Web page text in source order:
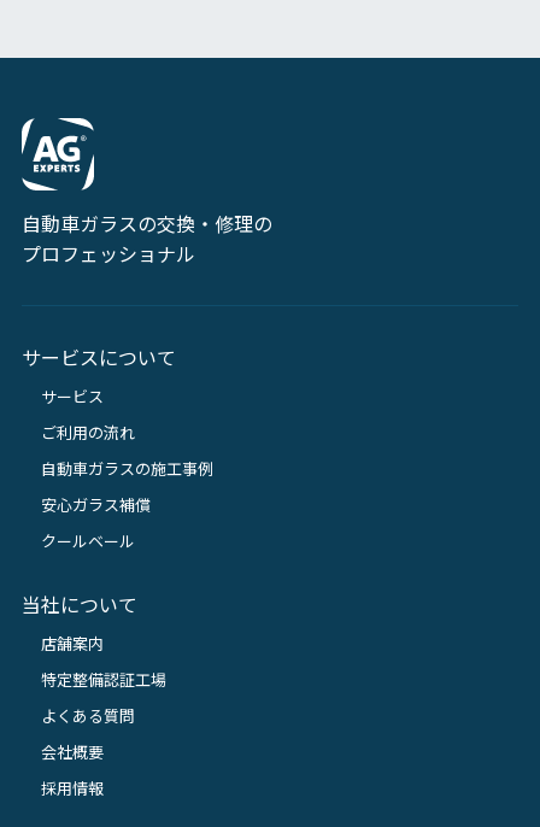
自動車ガラスの交換・修理の
プロフェッショナル
サービスについて
サービス
ご利用の流れ
自動車ガラスの施工事例
安心ガラス補償
クールベール
当社について
店舗案内
特定整備認証工場
よくある質問
会社概要
採用情報